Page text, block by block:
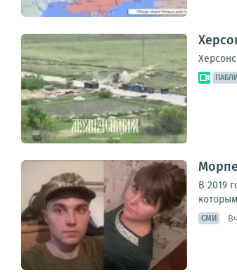
В 2019
СМИ